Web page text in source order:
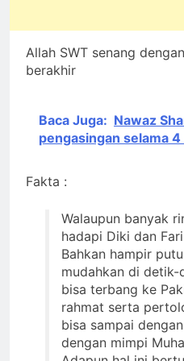
Allah SWT senang
berakhir
Baca Juga: Nawaz
pengasingan selama 4
Fakta :
Walaupun banyak
hadapi Diki dan
Bahkan hampir
mudahkan di
bisa terbang ke
rahmat serta
bisa sampai
dengan mimpi